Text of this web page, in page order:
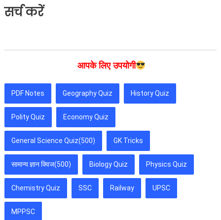
सर्च करें
आपके लिए उपयोगी
PDF Notes Geography Quiz History Quiz
Polity Quiz Economy Quiz
General Science Quiz(500) GK Tricks
सामान्य ज्ञान क्विज(500) Biology Quiz Physics Quiz
Chemistry Quiz SSC Railway UPSC
MPPSC